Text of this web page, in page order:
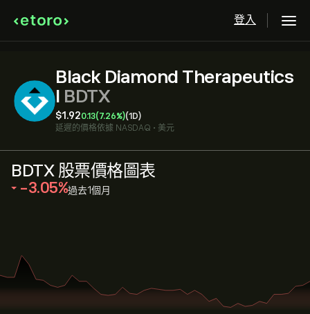
登入
Black Diamond Therapeutics
I BDTX
‎$‎1.920.13(7.26%)(1D)
延遲的價格依據 NASDAQ • 美元
BDTX 股票價格圖表
‎-3.05‎ 過去1個月